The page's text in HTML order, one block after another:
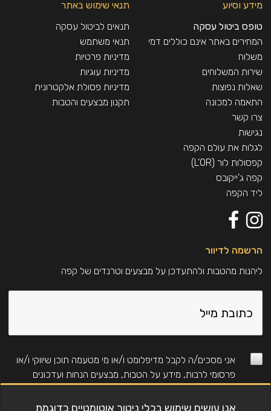
מידע וסיוע
טופס ביטול עסקה
המחירים באתר אינם כוללים דמי
משלוח
שירות המשלוחים
שאלות נפוצות
התאמה למכונה
צרו קשר
נגישות
לגלות את עולם הקפה
קפסולות לור (L’OR)
קפה ג'ייקובס
ליד הקפה
תנאי שימוש באתר
תנאים לביטול עסקה
תנאי משתמש
מדיניות פרטיות
מדיניות עוגיות
מדיניות פסולת אלקטרונית
תקנון מבצעים והטבות
הרשמה לדיוור
ליהנות מהטבות ולהתעדכן על מבצעים וטרנדים של קפה
אני מסכים/ה לקבל מדיפלומט ו/או מי מטעמה תוכן שיווקי ו/או
פרסומי לרבות, מידע על הטבות, מבצעים הנחות ועדכונים
באמצעים טכנולוגים (כגון: דוא"ל, SMS, WhatsApp, חיוג
אוטומטי ועוד). למידע על אופן השימוש במידע ראו אתמדיניותאנו עושים שימוש בכלי ניטור אוטומטיים כדוגמת